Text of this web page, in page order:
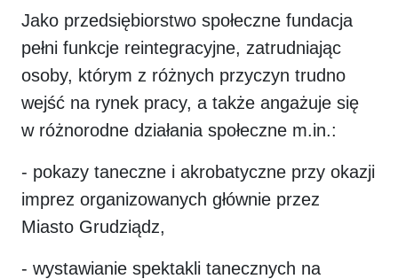
Jako przedsiębiorstwo społeczne fundacja
pełni funkcje reintegracyjne, zatrudniając
osoby, którym z różnych przyczyn trudno
wejść na rynek pracy, a także angażuje się
w różnorodne działania społeczne m.in.:
- pokazy taneczne i akrobatyczne przy okazji
imprez organizowanych głównie przez
Miasto Grudziądz,
- wystawianie spektakli tanecznych na